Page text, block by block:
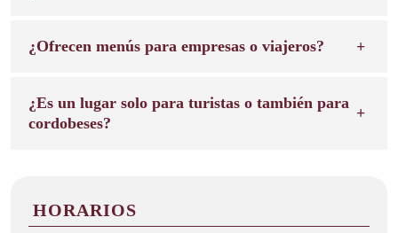
¿Ofrecen menús para empresas o viajeros?
¿Es un lugar solo para turistas o también para
cordobeses?
HORARIOS